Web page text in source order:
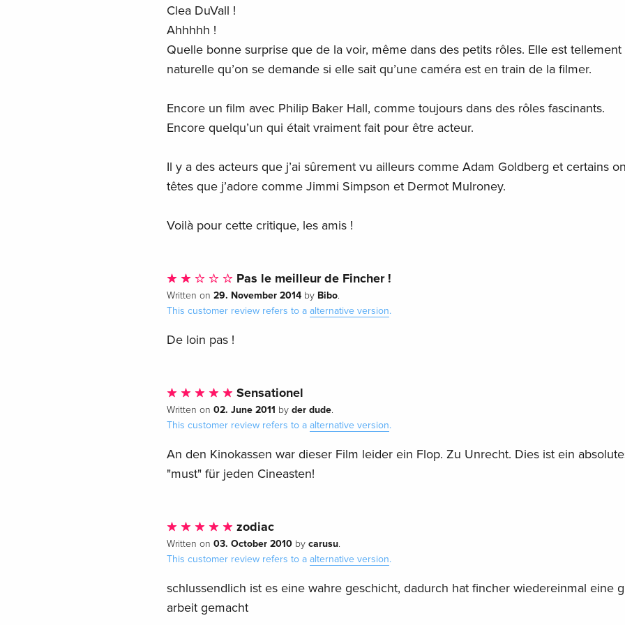
Clea DuVall !
Ahhhhh !
Quelle bonne surprise que de la voir, même dans des petits rôles. Elle est tellement
naturelle qu’on se demande si elle sait qu’une caméra est en train de la filmer.
Encore un film avec Philip Baker Hall, comme toujours dans des rôles fascinants.
Encore quelqu’un qui était vraiment fait pour être acteur.
Il y a des acteurs que j’ai sûrement vu ailleurs comme Adam Goldberg et certains
têtes que j’adore comme Jimmi Simpson et Dermot Mulroney.
Voilà pour cette critique, les amis !
Pas le meilleur de Fincher !
Written on 29. November 2014by Bibo.
This customer review refers to a alternative version.
De loin pas !
Sensationel
Written on 02. June 2011 by der dude.
This customer review refers to a alternative version.
An den Kinokassen war dieser Film leider ein Flop. Zu Unrecht. Dies ist ein
"must" für jeden Cineasten!
zodiac
Written on 03. October 2010by carusu.
This customer review refers to a alternative version.
schlussendlich ist es eine wahre geschicht, dadurch hat fincher wiedereinmal eine
arbeit gemacht